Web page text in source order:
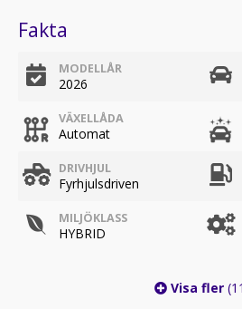
Fakta
MODELLÅR
2026
VÄXELLÅDA
Automat
DRIVHJUL
Fyrhjulsdriven
MILJÖKLASS
HYBRID
Visa fler